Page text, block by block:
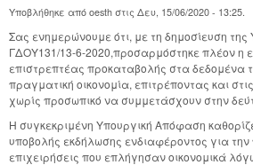
Υποβλήθηκε από oesth στις Δευ, 15/06/2020 - 13:25.
Σας ενημερώνουμε ότι, με τη δημοσίευση
ΓΔΟΥ131/13-6-2020,προσαρμόστηκε πλέον η
επιστρεπτέας προκαταβολής στα δεδομένα
πραγματική οικονομία, επιτρέποντας και
χωρίς προσωπικό να συμμετάσχουν στην
Η συγκεκριμένη Υπουργική Απόφαση
υποβολής εκδήλωσης ενδιαφέροντος για
επιχειρήσεις που επλήγησαν οικονομικά